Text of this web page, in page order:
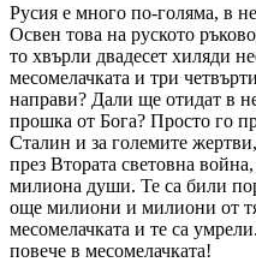
Русия е много по-голяма, в
Освен това на руското
то хвърли двадесет хиляди
месомелачката и три
направи? Дали ще отидат в
прошка от Бога? Просто го
Сталин и за големите
през Втората световна
милиона души. Те са били
още милиони и милиони от
месомелачката и те са
повече в месомелачката!